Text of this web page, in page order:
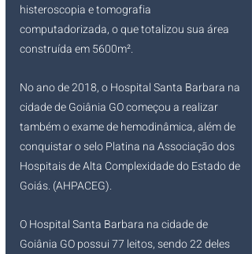
histeroscopia e tomografia
computadorizada, o que totalizou sua área
construída em 5600m².
No ano de 2018, o Hospital Santa Barbara na
cidade de Goiânia GO começou a realizar
também o exame de hemodinâmica, além de
conquistar o selo Platina na Associação dos
Hospitais de Alta Complexidade do Estado de
Goiás. (AHPACEG).
O Hospital Santa Barbara na cidade de
Goiânia GO possui 77 leitos, sendo 22 deles